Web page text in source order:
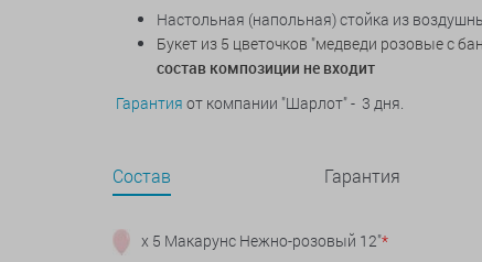
Настольная (напольная) стойка из
Букет из 5 цветочков "медведи розовые с
состав композиции не входит
Гарантия от компании "Шарлот" - 3 дня.
Состав Гарантия
x 5 Макарунс Нежно-розовый 12"*